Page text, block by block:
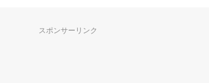
スポンサーリンク